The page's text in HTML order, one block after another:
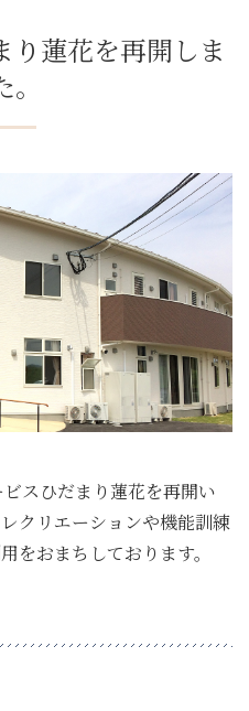
り蓮花を再開しま
スひだまり蓮花を再開い
クリエーションや機能訓練
をおまちしております。